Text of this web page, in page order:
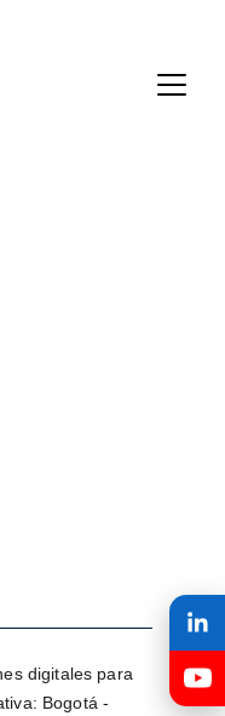
digitales para
Bogotá -